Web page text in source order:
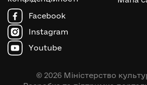
Facebook
Instagram
Youtube
© 2026 Міністерство